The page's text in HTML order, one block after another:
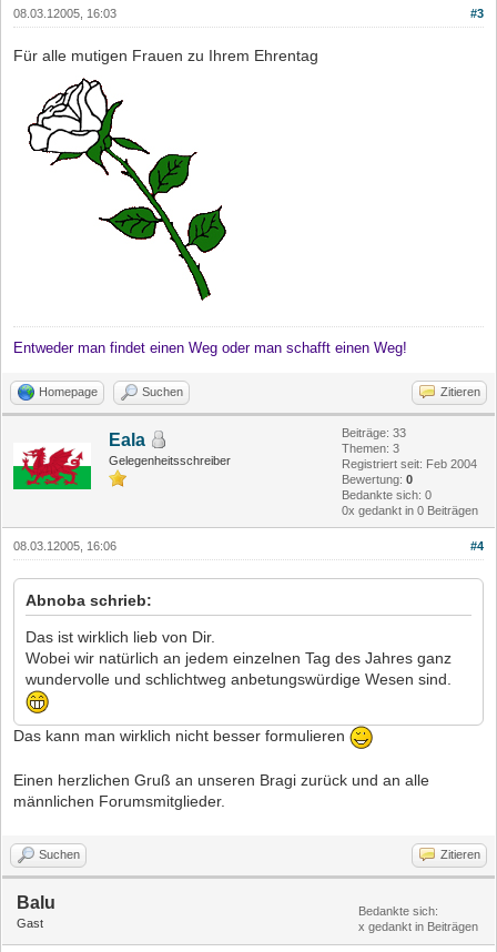
#3
08.03.12005, 16:03
Für alle mutigen Frauen zu Ihrem Ehrentag
Entweder man findet einen Weg oder man schafft einen Weg!
Homepage Suchen Zitieren
Eala
Gelegenheitsschreiber
Beiträge: 33
Themen: 3
Registriert seit: Feb 2004
Bewertung: 0
Bedankte sich: 0
0x gedankt in 0 Beiträgen
#4
08.03.12005, 16:06
Abnoba schrieb:
Das ist wirklich lieb von Dir.
Wobei wir natürlich an jedem einzelnen Tag des Jahres ganz
wundervolle und schlichtweg anbetungswürdige Wesen sind.
Das kann man wirklich nicht besser formulieren
Einen herzlichen Gruß an unseren Bragi zurück und an alle
männlichen Forumsmitglieder.
Suchen Zitieren
Balu
Gast
Bedankte sich:
x gedankt in Beiträgen